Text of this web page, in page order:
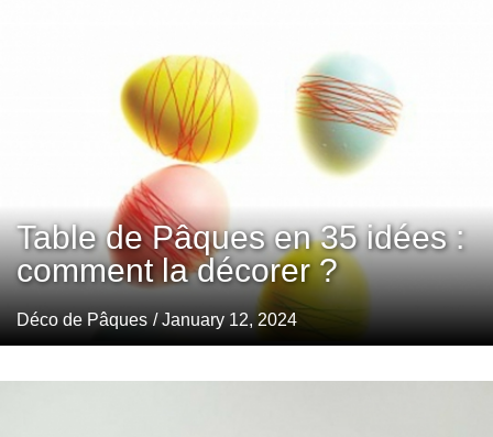
Table de Pâques en 35 idées :
comment la décorer ?
Déco de Pâques / January 12, 2024